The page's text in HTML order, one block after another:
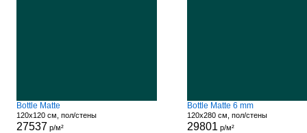
Bottle Matte
120x120 см, пол/стены
27537 р/м²
Bottle Matte 6 mm
120x280 см, пол/стены
29801 р/м²